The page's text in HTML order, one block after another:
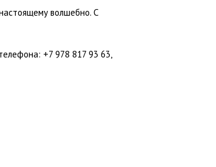
волшебно. С
+7 978 817 93 63,